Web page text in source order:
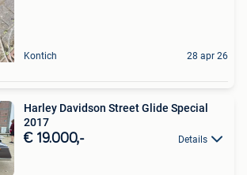
Kontich 28 apr 26
Harley Davidson Street Glide Special
2017
€ 19.000,- Details